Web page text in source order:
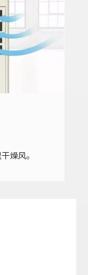
燥风。